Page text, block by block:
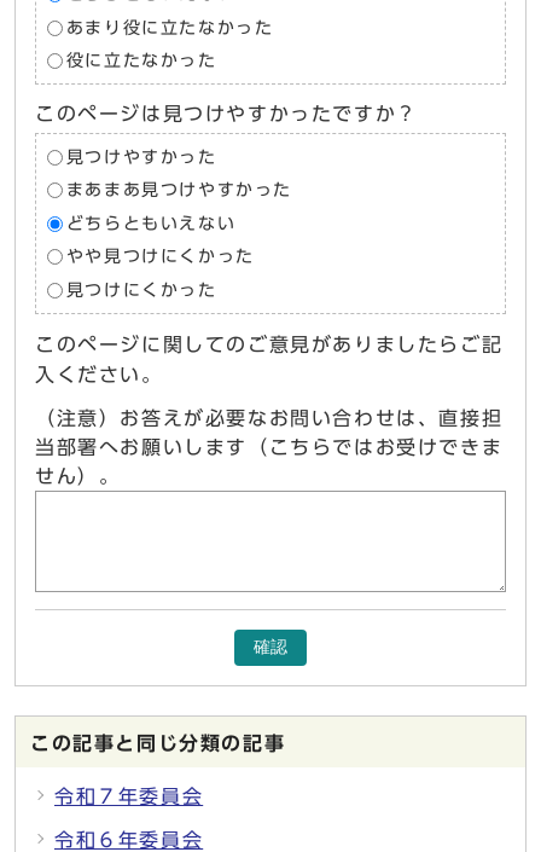
あまり役に立たなかった
役に立たなかった
このページは見つけやすかったですか？
見つけやすかった
まあまあ見つけやすかった
どちらともいえない
やや見つけにくかった
見つけにくかった
このページに関してのご意見がありましたらご記
入ください。
（注意）お答えが必要なお問い合わせは、直接担
当部署へお願いします（こちらではお受けできま
せん）。
確認
この記事と同じ分類の記事
令和７年委員会
令和６年委員会